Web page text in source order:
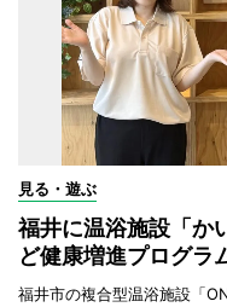
見る・遊ぶ
福井に温浴施設「
ど健康増進プログラ
福井市の複合型温浴施設「